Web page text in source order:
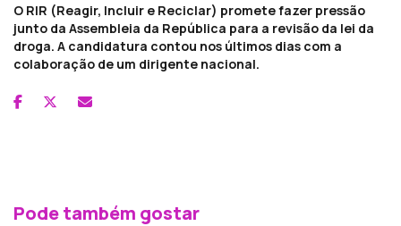
O RIR (Reagir, Incluir e Reciclar) promete fazer pressão
junto da Assembleia da República para a revisão da lei da
droga. A candidatura contou nos últimos dias com a
colaboração de um dirigente nacional.
Pode também gostar